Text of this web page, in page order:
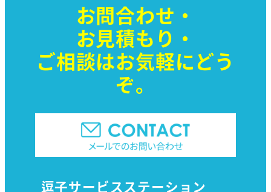
お問合わせ・
お見積もり・
ご相談はお気軽にどう
ぞ。
逗子サービスステーション